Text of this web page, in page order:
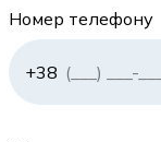
Номер телефону